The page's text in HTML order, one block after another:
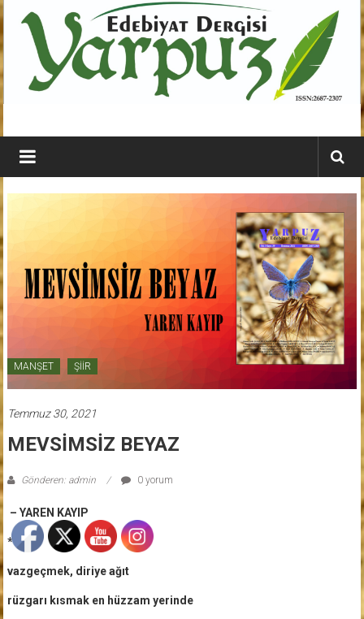
İçeriğe
geç
YARPUZ
Edebiyat
Dergisi
Etkili
Edebiyat
MANŞET ŞİİR
Temmuz 30, 2021
MEVSİMSİZ BEYAZ
Gönderen: admin 0 yorum
– YAREN KAYIP
*
vazgeçmek, diriye ağıt
rüzgarı kısmak en hüzzam yerinde